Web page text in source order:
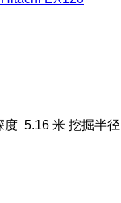
度 5.16 米 挖掘半径